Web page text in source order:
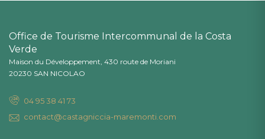
Office de Tourisme Intercommunal de la Costa
Verde
Maison du Développement, 430 route de Moriani
20230 SAN NICOLAO
04 95 38 41 73
contact@castagniccia-maremonti.com